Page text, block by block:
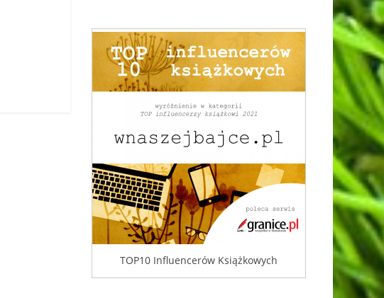
TOP10 Influencerów Książkowych